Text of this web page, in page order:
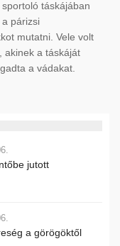
táskájában
párizsi
mutatni. Vele volt
akinek a táskáját
a vádakat.
jutott
a görögöktől